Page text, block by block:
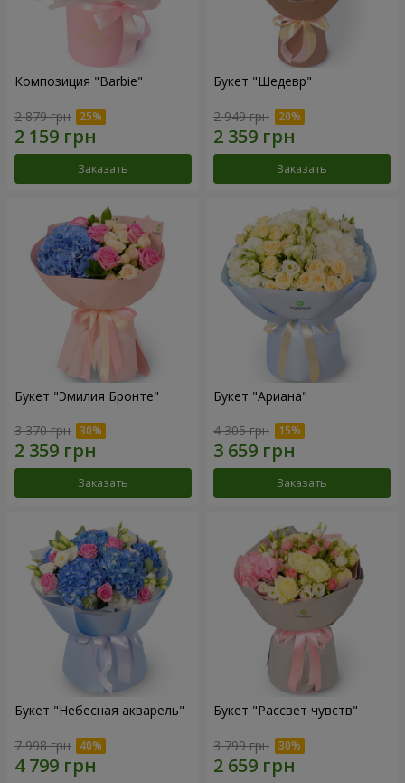
Композиция "Barbie"
2 879 грн
Заказать
Букет "Шедевр"
2 949 грн
Заказать
Букет "Эмилия Бронте"
3 370 грн
Заказать
Букет "Ариана"
4 305 грн
Заказать
Букет "Небесная акварель"
7 998 грн
Букет "Рассвет чувств"
3 799 грн